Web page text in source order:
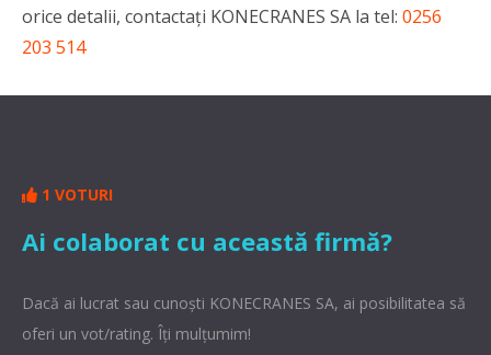
orice detalii, contactaţi KONECRANES SA la tel: 0256
203 514
1 VOTURI
Ai colaborat cu această firmă?
Dacă ai lucrat sau cunoşti KONECRANES SA, ai posibilitatea să
oferi un vot/rating. Îți mulțumim!